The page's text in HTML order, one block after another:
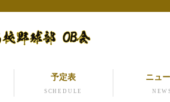
予定表
SCHEDULE
ニュ